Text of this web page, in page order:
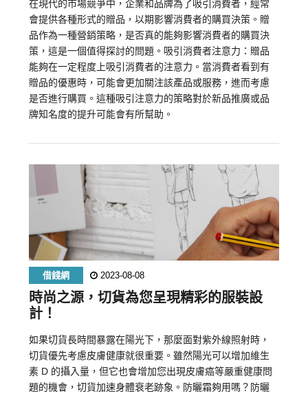
在現代的市場競爭中，企業和品牌為了吸引消費者，經常
會提供各種形式的贈品，以期影響消費者的購買決策。贈
品作為一種營銷策略，是否真的能夠影響消費者的購買決
策，這是一個值得探討的問題。吸引消費者注意力：贈品
能夠在一定程度上吸引消費者的注意力。當消費者看到有
贈品的優惠時，可能會更加關注該產品或服務，進而考慮
是否進行購買。這種吸引注意力的策略對於新品推廣或品
牌知名度的提升可能會有所幫助。
借錢網 2023-08-08
時尚之源，切貨為您呈現精彩的服裝設
計！
如果切貨長時間暴露在陽光下，那麼面對紫外線照射時，
切貨優先考慮皮膚健康就很重要。雖然陽光可以增加維生
素 D 的攝入量，但它也會增加您出現皮膚癌等嚴重健康問
題的機會，切貨加速身體衰老跡象。防曬霜夠用嗎？防曬